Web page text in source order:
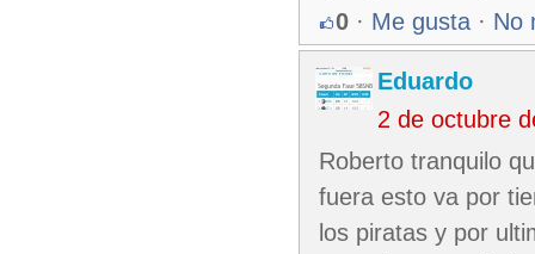
0 · Me gusta · No
Eduardo
2 de octubre
Roberto tranquilo
fuera esto va por
los piratas y por